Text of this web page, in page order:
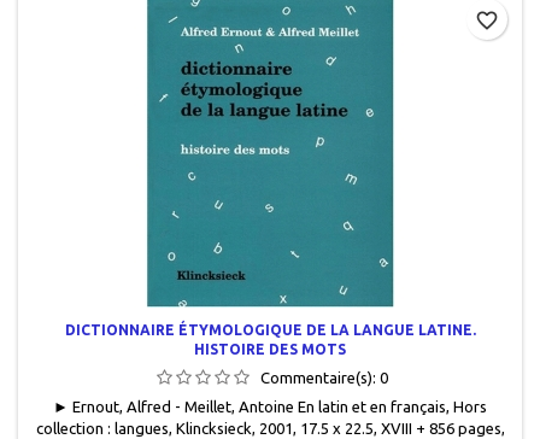
DICTIONNAIRE ÉTYMOLOGIQUE DE LA LANGUE LATINE.
HISTOIRE DES MOTS
Commentaire(s): 0
► Ernout, Alfred - Meillet, Antoine En latin et en français, Hors
collection : langues, Klincksieck, 2001, 17.5 x 22.5, XVIII + 856 pages,
favorite_border